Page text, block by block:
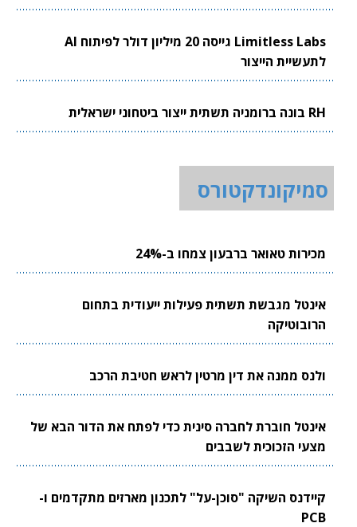
Limitless Labs גייסה 20 מיליון דולר לפיתוח AI
לתעשיית הייצור
RH בונה ברומניה תשתית ייצור ביטחוני ישראלית
סמיקונדקטורס
מכירות טאואר ברבעון צמחו ב-24%
אינטל מגבשת תשתית פעילות ייעודית בתחום
הרובוטיקה
ולנס ממנה את דין מרטין לראש חטיבת הרכב
אינטל חוברת לחברה סינית כדי לפתח את הדור הבא של
מצעי הזכוכית לשבבים
קיידנס השיקה "סוכן-על" לתכנון מארזים מתקדמים ו-
PCB